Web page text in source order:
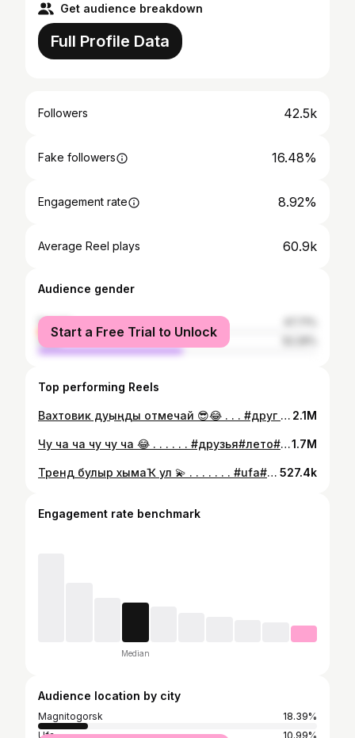
Get audience breakdown
Full Profile Data
Followers 42.5k
Fake followers 16.48%
Engagement rate 8.92%
Average Reel plays 60.9k
Audience gender
female
male
Start a Free Trial to Unlock
Top performing Reels
Вахтовик дуҫыңды отмечай 😎😂 . . . #друг #вахта #вахтовик #работа #балгарка #хмао #башкортостан #абзелиловскийрайон #баймакскийрайон #бурзянскийрайон #север #мысли #угар #монтажник #сварщик #уфа 2.1M
Чу ча ча чу чу ча 😂 . . . . . . #друзья#лето#отдых#мир#любовь#тренд#казахстан#башкортостан#семья1.7M
Тренд булыр хымаҠ ул 💫 . . . . . . . #ufa#bshkortostan#уфа#баймак#учалы#белорецк#бурзянскийрайон#хайбуллинскийрайон#салаватскийрайон#кугарсенрайоны#абзелиловскийрайон#сибай#тренд#музыка#радость#магнитогорск#казань#татары#башкирия#башкортбейеу#башкортостан 527.4k
Engagement rate benchmark
Median
Audience location by city
Magnitogorsk
18.39%
Ufa
10.99%